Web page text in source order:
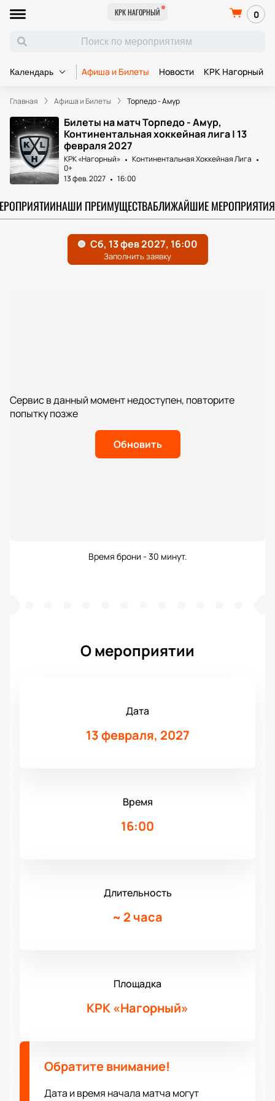
КРК НАГОРНЫЙ 0
Календарь Афиша и Билеты Новости КРК Нагорный
Главная Афиша и Билеты Торпедо - Амур
Билеты на матч Торпедо - Амур,
Континентальная хоккейная лига | 13
февраля 2027
КРК «Нагорный»
Континентальная Хоккейная Лига
0+
13 фев. 2027
16:00
НАШИ ПРЕИМУЩЕСТВАБЛИЖАЙШИЕ МЕРОПРИЯТИЯ
Сервис в данный момент недоступен, повторите
попытку позже
Обновить
Время брони - 30 минут.
О мероприятии
Дата
13 февраля, 2027
Время
16:00
Длительность
~ 2 часа
Площадка
КРК «Нагорный»
Обратите внимание!
Дата и время начала матча могут